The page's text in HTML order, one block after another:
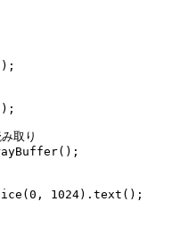
取り
();
( 0 , 1024). text ();